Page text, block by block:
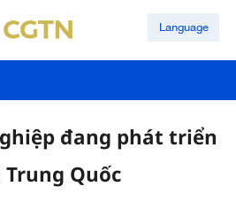
Language
đang phát triển
Quốc